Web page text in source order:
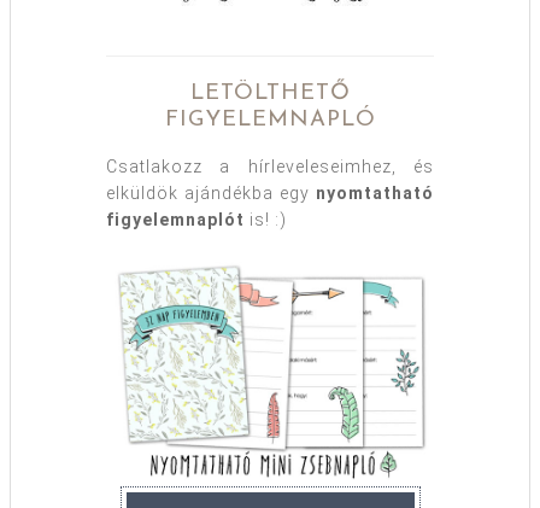
LETÖLTHETŐ
FIGYELEMNAPLÓ
Csatlakozz a hírleveleseimhez, és
elküldök ajándékba egy nyomtatható
figyelemnaplót is! :)